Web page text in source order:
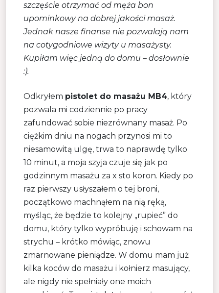
szczęście otrzymać od męża bon
upominkowy na dobrej jakości masaż.
Jednak nasze finanse nie pozwalają nam
na cotygodniowe wizyty u masażysty.
Kupiłam więc jedną do domu – dosłownie
:).
Odkryłem pistolet do masażu MB4, który
pozwala mi codziennie po pracy
zafundować sobie niezrównany masaż. Po
ciężkim dniu na nogach przynosi mi to
niesamowitą ulgę, trwa to naprawdę tylko
10 minut, a moja szyja czuje się jak po
godzinnym masażu za x sto koron. Kiedy po
raz pierwszy usłyszałem o tej broni,
początkowo machnąłem na nią ręką,
myśląc, że będzie to kolejny „rupieć” do
domu, który tylko wypróbuję i schowam na
strychu – krótko mówiąc, znowu
zmarnowane pieniądze. W domu mam już
kilka koców do masażu i kołnierz masujący,
ale nigdy nie spełniały one moich